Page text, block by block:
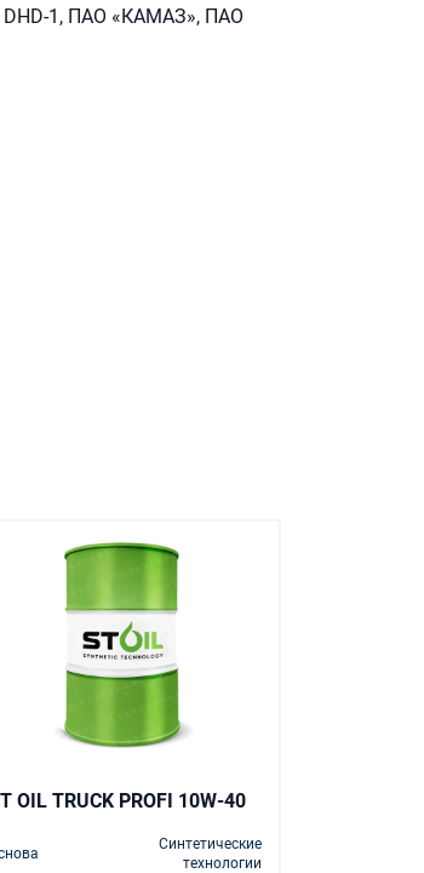
DHD-1, ПАО «КАМАЗ», ПАО
OIL TRUCK PROFI 10W-40
Синтетические
технологии